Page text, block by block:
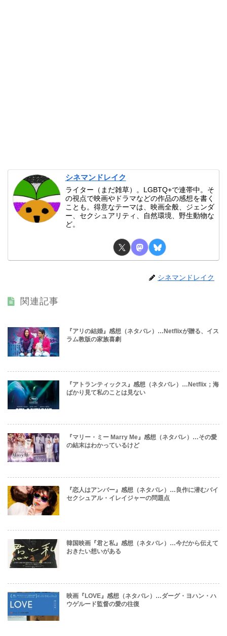
シネマンドレイク
ライター（まだ雑草）。LGBTQ+で連帯中。そ
の視点で映画やドラマなどの作品の感想を書く
ことも。得意なテーマは、映画全般、ジェンダ
ー、セクシュアリティ、自然環境、野生動物な
ど。
シネマンドレイク
関連記事
『アリの結婚』感想（ネタバレ）…Netflixが贈る、イス
ラム教版の家族喜劇
『アトランティックス』感想（ネタバレ）…Netflix；海
ばかり見て私のことは見ない
『マリー・ミー Marry Me』感想（ネタバレ）…その愛
の結末はわかっているけど
『恋人はアンバー』感想（ネタバレ）…良作に潜むバイ
セクシュアル・イレイジャーの問題点
韓国映画『君と私』感想（ネタバレ）…今だから伝えて
おきたい想いがある
映画『LOVE』感想（ネタバレ）…ダーグ・ヨハン・ハ
ウゲルード監督の愛の往復